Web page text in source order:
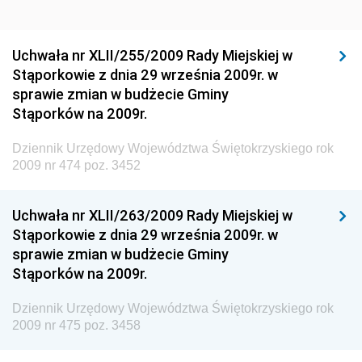
Dziennik Urzędowy Ministra Budownictwa i Przemysłu
Materiałów Budowlanych
Dziennik Urzędowy Ministra Infrastruktury i Rozwoju
Dziennik Urzędowy Głównego Inspektoratu Ochrony
Środowiska
Dziennik Urzędowy Generalnej Dyrekcji Ochrony
Dziennik Urzędowy Ministerstwa Administracji,
Gospodarki Terenowej i Ochrony Środowiska
Dziennik Urzędowy Ministerstwa Administracji i
Gospodarki Przestrzennej
Dziennik Urzędowy Unii Europejskiej, L
Uchwała nr XLII/255/2009 Rady Miejskiej w
Stąporkowie z dnia 29 września 2009r. w
sprawie zmian w budżecie Gminy
Stąporków na 2009r.
Dziennik Urzędowy Województwa Świętokrzyskiego rok
2009 nr 474 poz. 3452
Uchwała nr XLII/263/2009 Rady Miejskiej w
Stąporkowie z dnia 29 września 2009r. w
sprawie zmian w budżecie Gminy
Stąporków na 2009r.
Dziennik Urzędowy Województwa Świętokrzyskiego rok
2009 nr 475 poz. 3458